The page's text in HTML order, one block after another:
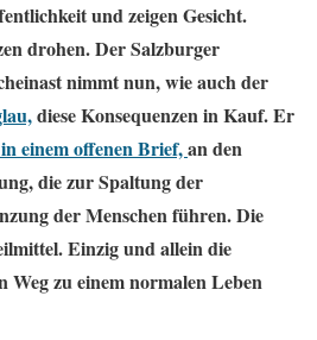
und zeigen Gesicht.
drohen. Der Salzburger
nimmt nun, wie auch der
diese Konsequenzen in Kauf. Er
einem offenen Brief,an den
die zur Spaltung der
der Menschen führen. Die
Einzig und allein die
Weg zu einem normalen Leben